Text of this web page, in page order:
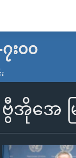
း၀၀
ဗွီအိုအေ မ